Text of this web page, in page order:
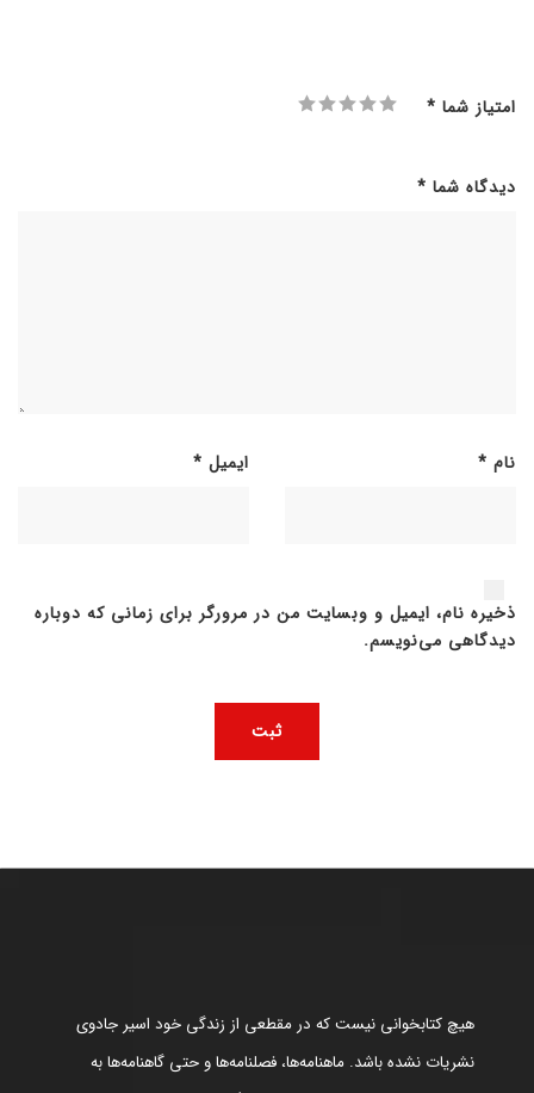
امتیاز شما *
دیدگاه شما *
نام * ایمیل *
ذخیره نام، ایمیل و وبسایت من در مرورگر برای زمانی که دوباره
دیدگاهی می‌نویسم.
هیچ کتابخوانی نیست که در مقطعی از زندگی خود اسیر جادوی
نشریات نشده باشد. ماهنامه‌ها، فصلنامه‌ها و حتی گاهنامه‌ها به